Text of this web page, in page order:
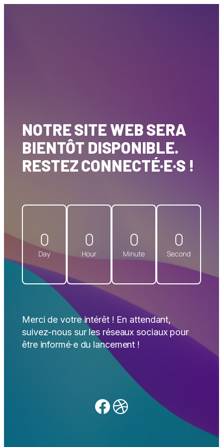
NOTRE SITE WEB SERA
BIENTÔT DISPONIBLE.
RESTEZ CONNECTÉ·E·S !
0
Day
0
Hour
0
Minute
0
Second
Merci de votre intérêt ! En attendant,
suivez-nous sur les réseaux sociaux pour
être informé·e du lancement !
Facebook
Dribbble